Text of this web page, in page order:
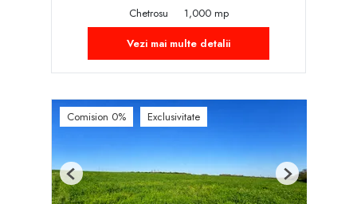
Chetrosu
1,000 mp
Vezi mai multe detalii
Comision 0% Exclusivitate
Previous Next